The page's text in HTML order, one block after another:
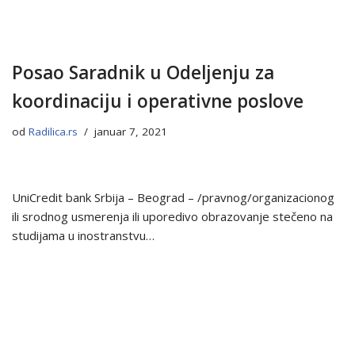
Posao Saradnik u Odeljenju za
koordinaciju i operativne poslove
od Radilica.rs januar 7, 2021
UniCredit bank Srbija – Beograd – /pravnog/organizacionog
ili srodnog usmerenja ili uporedivo obrazovanje stečeno na
studijama u inostranstvu…